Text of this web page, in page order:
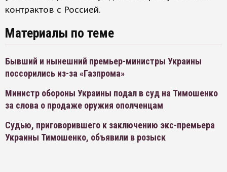
контрактов с Россией.
Материалы по теме
Бывший и нынешний премьер-министры Украины
поссорились из-за «Газпрома»
Министр обороны Украины подал в суд на Тимошенко
за слова о продаже оружия ополченцам
Судью, приговорившего к заключению экс-премьера
Украины Тимошенко, объявили в розыск